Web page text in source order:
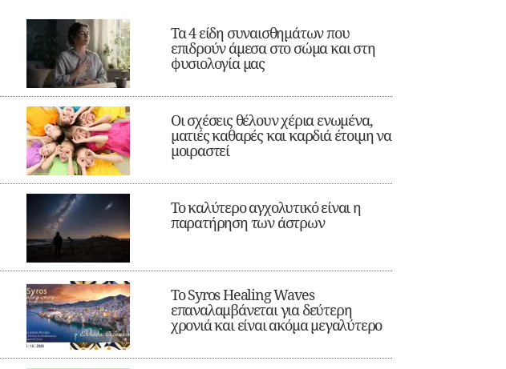
Τα 4 είδη συναισθημάτων που
επιδρούν άμεσα στο σώμα και στη
φυσιολογία μας
Οι σχέσεις θέλουν χέρια ενωμένα,
ματιές καθαρές και καρδιά έτοιμη να
μοιραστεί
Το καλύτερο αγχολυτικό είναι η
παρατήρηση των άστρων
Το Syros Healing Waves
επαναλαμβάνεται για δεύτερη
χρονιά και είναι ακόμα μεγαλύτερο